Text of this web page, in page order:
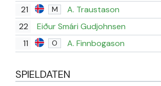
21
M A. Traustason
22
Eiður Smári Gudjohnsen
11
O A. Finnbogason
SPIELDATEN